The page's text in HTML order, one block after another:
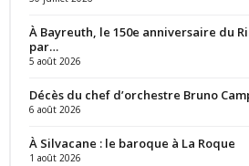
À Bayreuth, le 150e anniversaire du
par…
5 août 2026
Décès du chef d’orchestre Bruno
6 août 2026
À Silvacane : le baroque à La Roque
1 août 2026